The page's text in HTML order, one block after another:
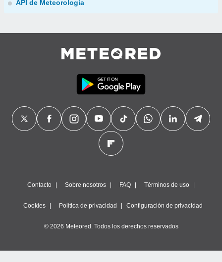
API de Meteorología
Contacto Sobre nosotros FAQ Términos de uso
Cookies Política de privacidad Configuración de privacidad
© 2026 Meteored. Todos los derechos reservados